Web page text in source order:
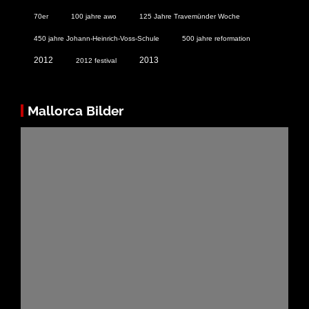
70er 100 jahre awo 125 Jahre Travemünder Woche
450 jahre Johann-Heinrich-Voss-Schule 500 jahre reformation
2012 2012 festival 2013
Mallorca Bilder